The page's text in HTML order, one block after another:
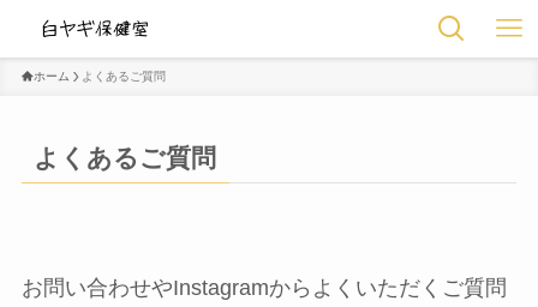
ホーム よくあるご質問
よくあるご質問
お問い合わせやInstagramからよくいただくご質問